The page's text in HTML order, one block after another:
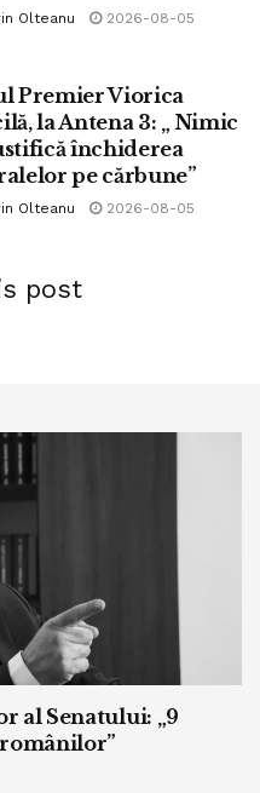
Olteanu 2026-08-05
Premier Viorica
la Antena 3: „ Nimic
închiderea
pe cărbune”
Olteanu 2026-08-05
post
al Senatului: „9